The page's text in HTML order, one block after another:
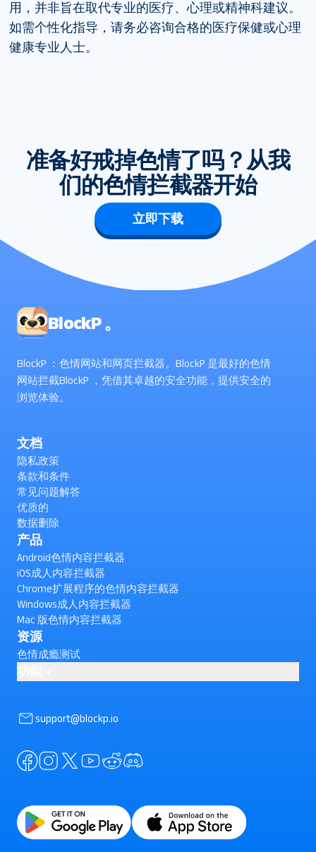
用，并非旨在取代专业的医疗、心理或精神科建议。
如需个性化指导，请务必咨询合格的医疗保健或心理
健康专业人士。
准备好戒掉色情了吗？从我
们的色情拦截器开始
立即下载
BlockP 。
BlockP ：色情网站和网页拦截器。BlockP 是最好的色情
网站拦截BlockP ，凭借其卓越的安全功能，提供安全的
浏览体验。
文档
隐私政策
条款和条件
常见问题解答
优质的
数据删除
产品
Android色情内容拦截器
iOS成人内容拦截器
Chrome扩展程序的色情内容拦截器
Windows成人内容拦截器
Mac 版色情内容拦截器
资源
色情成瘾测试
support@blockp.io